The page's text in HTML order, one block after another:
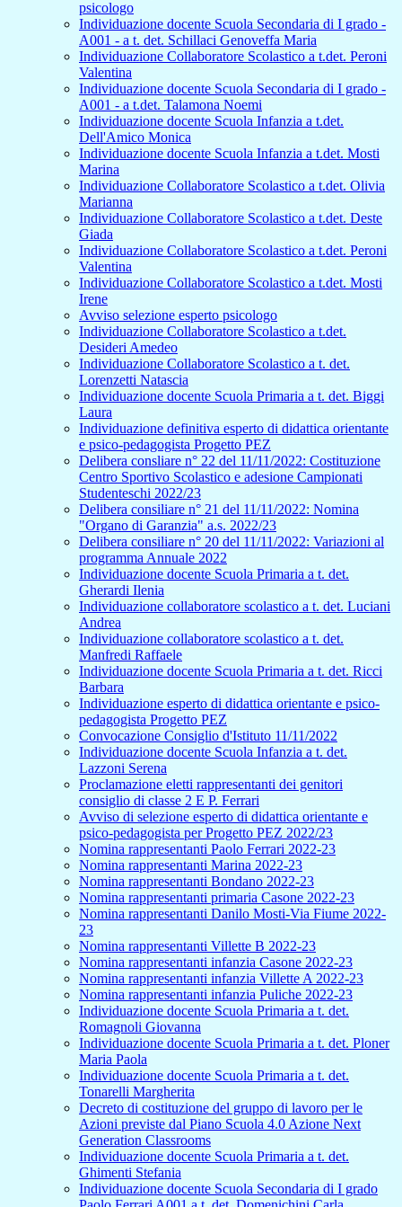
psicologo
Individuazione docente Scuola Secondaria di I grado -
A001 - a t. det. Schillaci Genoveffa Maria
Individuazione Collaboratore Scolastico a t.det. Peroni
Valentina
Individuazione docente Scuola Secondaria di I grado -
A001 - a t.det. Talamona Noemi
Individuazione docente Scuola Infanzia a t.det.
Dell'Amico Monica
Individuazione docente Scuola Infanzia a t.det. Mosti
Marina
Individuazione Collaboratore Scolastico a t.det. Olivia
Marianna
Individuazione Collaboratore Scolastico a t.det. Deste
Giada
Individuazione Collaboratore Scolastico a t.det. Peroni
Valentina
Individuazione Collaboratore Scolastico a t.det. Mosti
Irene
Avviso selezione esperto psicologo
Individuazione Collaboratore Scolastico a t.det.
Desideri Amedeo
Individuazione Collaboratore Scolastico a t. det.
Lorenzetti Natascia
Individuazione docente Scuola Primaria a t. det. Biggi
Laura
Individuazione definitiva esperto di didattica orientante
e psico-pedagogista Progetto PEZ
Delibera consliare n° 22 del 11/11/2022: Costituzione
Centro Sportivo Scolastico e adesione Campionati
Studenteschi 2022/23
Delibera consiliare n° 21 del 11/11/2022: Nomina
"Organo di Garanzia" a.s. 2022/23
Delibera consiliare n° 20 del 11/11/2022: Variazioni al
programma Annuale 2022
Individuazione docente Scuola Primaria a t. det.
Gherardi Ilenia
Individuazione collaboratore scolastico a t. det. Luciani
Andrea
Individuazione collaboratore scolastico a t. det.
Manfredi Raffaele
Individuazione docente Scuola Primaria a t. det. Ricci
Barbara
Individuazione esperto di didattica orientante e psico-
pedagogista Progetto PEZ
Convocazione Consiglio d'Istituto 11/11/2022
Individuazione docente Scuola Infanzia a t. det.
Lazzoni Serena
Proclamazione eletti rappresentanti dei genitori
consiglio di classe 2 E P. Ferrari
Avviso di selezione esperto di didattica orientante e
psico-pedagogista per Progetto PEZ 2022/23
Nomina rappresentanti Paolo Ferrari 2022-23
Nomina rappresentanti Marina 2022-23
Nomina rappresentanti Bondano 2022-23
Nomina rappresentanti primaria Casone 2022-23
Nomina rappresentanti Danilo Mosti-Via Fiume 2022-
23
Nomina rappresentanti Villette B 2022-23
Nomina rappresentanti infanzia Casone 2022-23
Nomina rappresentanti infanzia Villette A 2022-23
Nomina rappresentanti infanzia Puliche 2022-23
Individuazione docente Scuola Primaria a t. det.
Romagnoli Giovanna
Individuazione docente Scuola Primaria a t. det. Ploner
Maria Paola
Individuazione docente Scuola Primaria a t. det.
Tonarelli Margherita
Decreto di costituzione del gruppo di lavoro per le
Azioni previste dal Piano Scuola 4.0 Azione Next
Generation Classrooms
Individuazione docente Scuola Primaria a t. det.
Ghimenti Stefania
Individuazione docente Scuola Secondaria di I grado